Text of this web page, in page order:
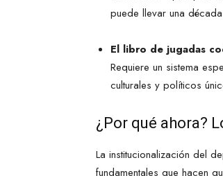
puede llevar una
El libro de jugadas
Requiere un sistema
culturales y políticos
¿Por qué ahora?
La institucionalización del
fundamentales que hacen